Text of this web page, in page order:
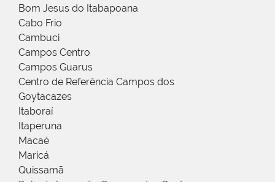
Bom Jesus do Itabapoana
Cabo Frio
Cambuci
Campos Centro
Campos Guarus
Centro de Referência Campos dos
Goytacazes
Itaboraí
Itaperuna
Macaé
Maricá
Quissamã